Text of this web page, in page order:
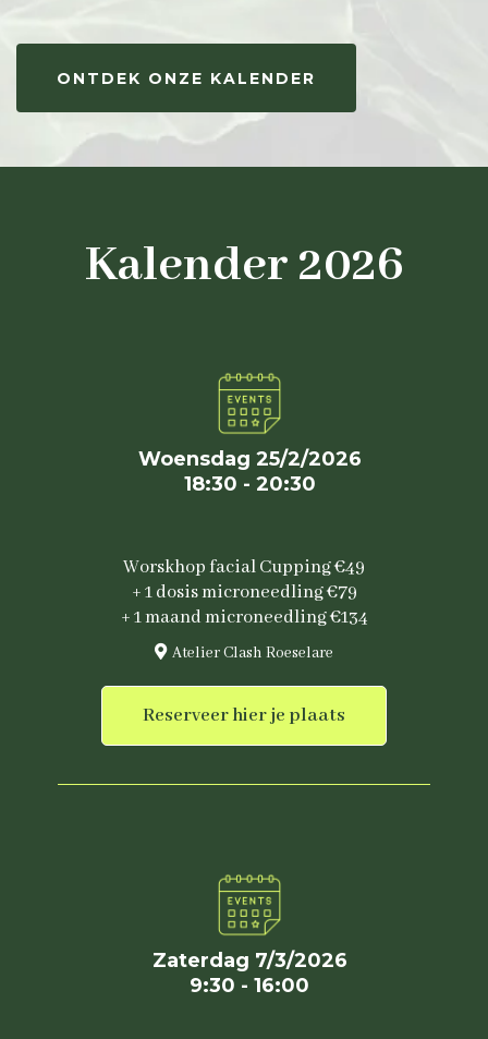
ONTDEK ONZE KALENDER
Kalender 2026
Woensdag 25/2/2026
18:30 - 20:30
Worskhop facial Cupping €49
+ 1 dosis microneedling €79
+ 1 maand microneedling €134
Atelier Clash Roeselare
Reserveer hier je plaats
Zaterdag 7/3/2026
9:30 - 16:00